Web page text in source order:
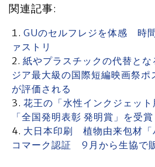
関連記事:
GUのセルフレジを体感 時
ァストリ
紙やプラスチックの代替と
ジア最大級の国際短編映画祭
が評価される
花王の「水性インクジェッ
「全国発明表彰 発明賞」を受賞
大日本印刷 植物由来包材「
コマーク認証 9月から生協で